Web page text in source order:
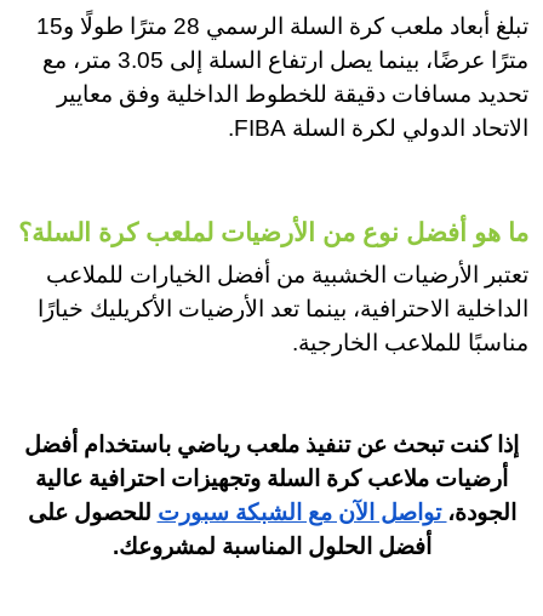
تبلغ أبعاد ملعب كرة السلة الرسمي 28 مترًا طولًا و15
مترًا عرضًا، بينما يصل ارتفاع السلة إلى 3.05 متر، مع
تحديد مسافات دقيقة للخطوط الداخلية وفق معايير
الاتحاد الدولي لكرة السلة FIBA.
ما هو أفضل نوع من الأرضيات لملعب كرة السلة؟
تعتبر الأرضيات الخشبية من أفضل الخيارات للملاعب
الداخلية الاحترافية، بينما تعد الأرضيات الأكريليك خيارًا
مناسبًا للملاعب الخارجية.
إذا كنت تبحث عن تنفيذ ملعب رياضي باستخدام أفضل
أرضيات ملاعب كرة السلة وتجهيزات احترافية عالية
الجودة، تواصل الآن مع الشبكة سبورت للحصول على
أفضل الحلول المناسبة لمشروعك.